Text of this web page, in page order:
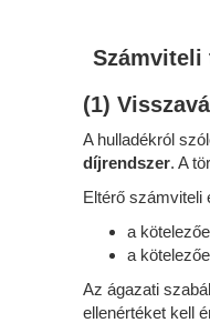
Számviteli
(1)
A hulladékról
díjrendszer. A
Eltérő számviteli
a
a
Az ágazati
ellenértéket kell